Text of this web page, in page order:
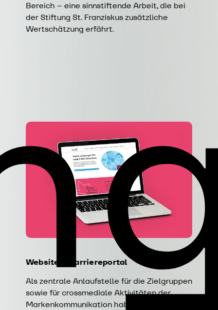
Bereich – eine sinnstiftende Arbeit, die bei
der Stiftung St. Franziskus zusätzliche
Wertschätzung erfährt.
Website & Karriereportal
Als zentrale Anlaufstelle für die Zielgruppen
sowie für crossmediale Aktivitäten der
Markenkommunikation haben wir die